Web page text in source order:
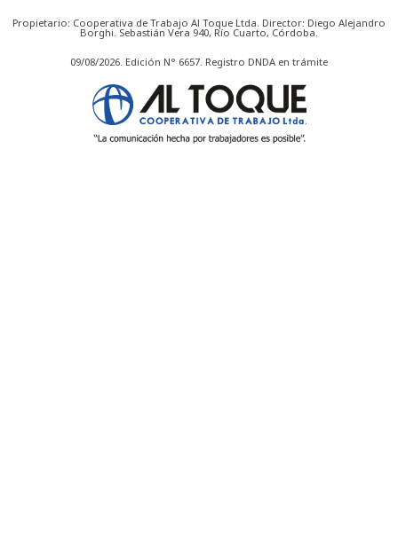
Propietario: Cooperativa de Trabajo Al Toque Ltda. Director: Diego Alejandro
Borghi. Sebastián Vera 940, Río Cuarto, Córdoba.
09/08/2026. Edición N° 6657. Registro DNDA en trámite